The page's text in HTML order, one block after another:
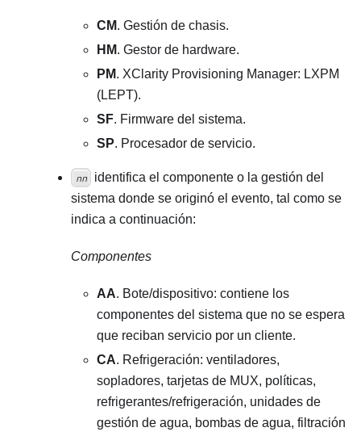
CM. Gestión de chasis.
HM. Gestor de hardware.
PM. XClarity Provisioning Manager: LXPM
(LEPT).
SF. Firmware del sistema.
SP. Procesador de servicio.
nn
identifica el componente o la gestión del
sistema donde se originó el evento, tal como se
indica a continuación:
Componentes
AA. Bote/dispositivo: contiene los
componentes del sistema que no se espera
que reciban servicio por un cliente.
CA. Refrigeración: ventiladores,
sopladores, tarjetas de MUX, políticas,
refrigerantes/refrigeración, unidades de
gestión de agua, bombas de agua, filtración